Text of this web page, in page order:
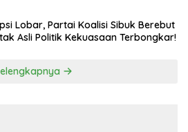
Lobar, Partai Koalisi Sibuk Berebut
Asli Politik Kekuasaan Terbongkar!